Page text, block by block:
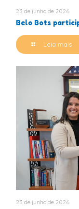
23 de junho de 2026
Belo Bots
Leia mais
23 de junho de 2026